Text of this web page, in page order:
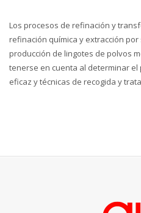
Los procesos de refinación y
refinación química y extracción
producción de lingotes de polvos
tenerse en cuenta al determinar el
eficaz y técnicas de recogida y